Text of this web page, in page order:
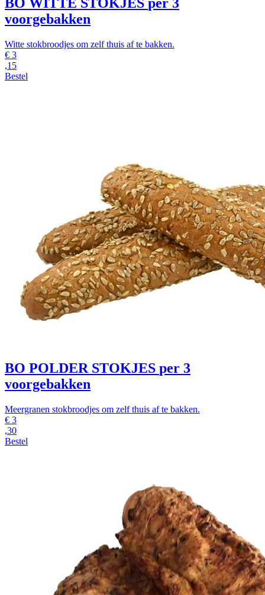
BO WITTE STOKJES per 3
voorgebakken
Witte stokbroodjes om zelf thuis af te bakken.
€ 3
,15
Bestel
BO POLDER STOKJES per 3
voorgebakken
Meergranen stokbroodjes om zelf thuis af te bakken.
€ 3
,30
Bestel